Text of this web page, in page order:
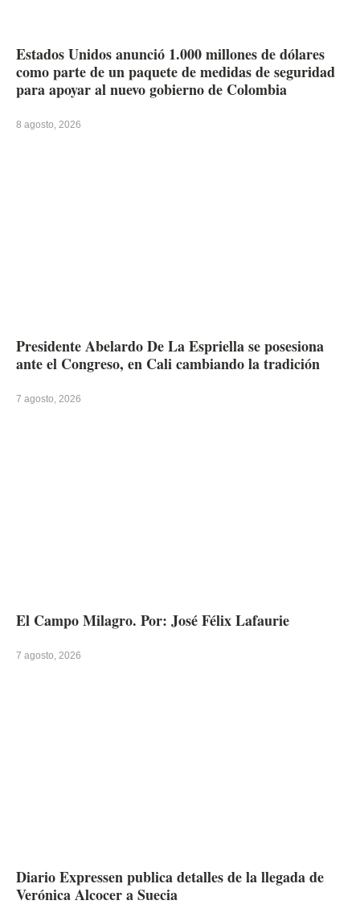
Estados Unidos anunció 1.000 millones de dólares
como parte de un paquete de medidas de seguridad
para apoyar al nuevo gobierno de Colombia
8 agosto, 2026
Presidente Abelardo De La Espriella se posesiona
ante el Congreso, en Cali cambiando la tradición
7 agosto, 2026
El Campo Milagro. Por: José Félix Lafaurie
7 agosto, 2026
Diario Expressen publica detalles de la llegada de
Verónica Alcocer a Suecia